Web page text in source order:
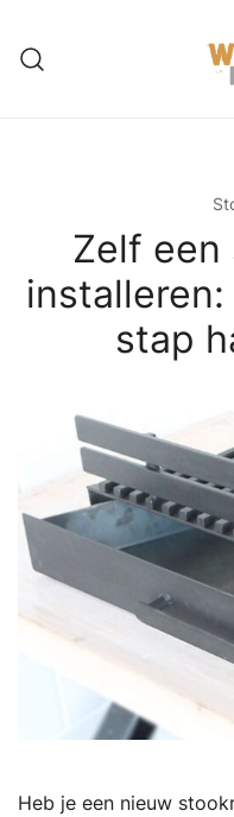
naar
Zelf
stap
Heb je een nieuw